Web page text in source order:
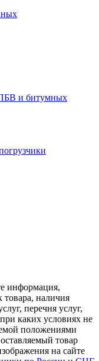
ПБВ и битумных
информация,
товара, наличия
перечня услуг,
каких условиях не
положениями
товар
на сайте